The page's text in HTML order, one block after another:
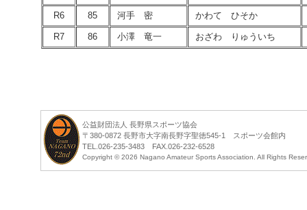
R6 85 河手 密 かわて ひそか
R7 86 小澤 竜一 おざわ りゅういち
公益財団法人 長野県スポーツ協会
〒380-0872 長野市大字南長野字聖徳545-1 スポーツ会館内
TEL.026-235-3483 FAX.026-232-6528
Copyright ©2026 Nagano Amateur Sports Association. All Rights